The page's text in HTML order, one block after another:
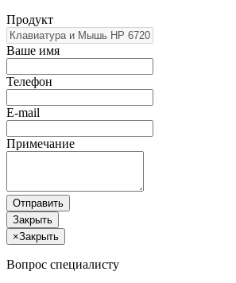
Продукт
Ваше имя
Телефон
E-mail
Примечание
Отправить
Закрыть
×Закрыть
Вопрос специалисту